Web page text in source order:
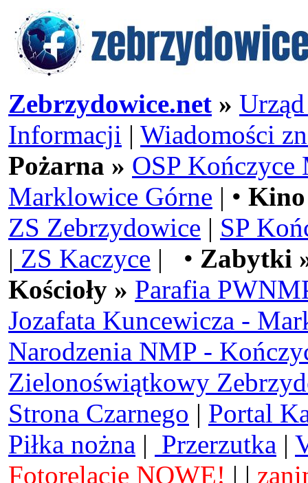
Zebrzydowice.net »
Informacji | Wiadomości
Pożarna » OSP Kończyce
Marklowice Górne | •
ZS Zebrzydowice | SP
| ZS Kaczyce | • Zabytki
Kościoły » Parafia
Jozafata Kuncewicza -
Narodzenia NMP -
Zielonoświątkowy
Strona Czarnego | Portal
Piłka nożna | Przerzutka |
Fotorelacje NOWE! | |